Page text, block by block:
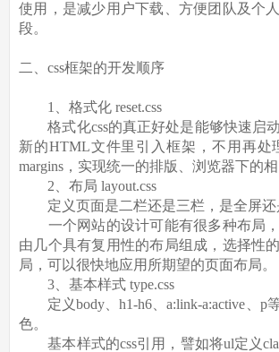
使用，是减少用户下载、方便团队及个
段。
二、css框架的开发顺序
1、格式化 reset.css
格式化css的真正好处是能够快速启
新的HTML文件里引入框架，不用再处
margins，实现统一的排版、浏览器下的相
2、布局 layout.css
定义页面是二栏还是三栏，是全屏还
一个网站的设计可能有很多种布局，
由几个具有复用性的布局组成，选择性
局，可以很快地应用所期望的页面布局。
3、基本样式 type.css
定义body、h1-h6、a:link-a:active、p
色。
基本样式的css引用，譬如将ul定义